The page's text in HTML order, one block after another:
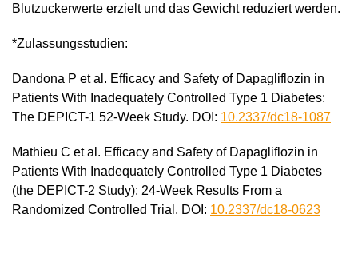
Blutzuckerwerte erzielt und das Gewicht reduziert werden.
*Zulassungsstudien:
Dandona P et al. Efficacy and Safety of Dapagliflozin in
Patients With Inadequately Controlled Type 1 Diabetes:
The DEPICT-1 52-Week Study. DOI: 10.2337/dc18-1087
Mathieu C et al. Efficacy and Safety of Dapagliflozin in
Patients With Inadequately Controlled Type 1 Diabetes
(the DEPICT-2 Study): 24-Week Results From a
Randomized Controlled Trial. DOI: 10.2337/dc18-0623